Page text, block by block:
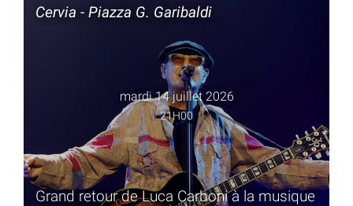
Cervia - Piazza G. Garibaldi
mardi 14 juillet 2026
21H00
Grand retour de Luca Carboni à la musique